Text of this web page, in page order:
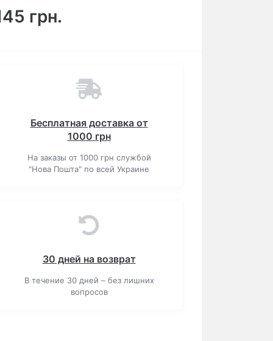
грн.
Бесплатная доставка от
1000 грн
На заказы от 1000 грн службой
"Нова Пошта" по всей Украине
30 дней на возврат
В течение 30 дней – без лишних
вопросов